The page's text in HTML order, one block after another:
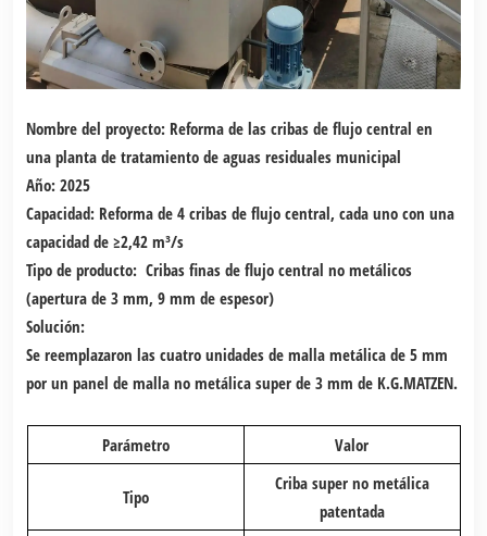
Nombre del proyecto: Reforma de las cribas de flujo central en
una planta de tratamiento de aguas residuales municipal
Año:2025
Capacidad: Reforma de 4 cribas de flujo central, cada uno con una
capacidad de ≥2,42 m³/s
Tipo de producto: Cribas finas de flujo central no metálicos
(apertura de 3 mm, 9 mm de espesor)
Solución:
Se reemplazaron las cuatro unidades de malla metálica de 5 mm
por un panel de malla no metálica super de 3 mm de K.G.MATZEN.
Parámetro Valor
Tipo
Criba super no metálica
patentada